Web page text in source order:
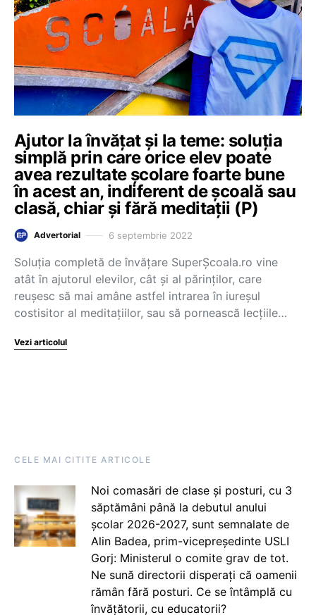
Ajutor la învățat și la teme: soluția
simplă prin care orice elev poate
avea rezultate școlare foarte bune
în acest an, indiferent de școală sau
clasă, chiar și fără meditații (P)
Advertorial 6 septembrie 2022
Soluția completă de învățare SuperȘcoala.ro vine
atât în ajutorul elevilor, cât și al părinților, care
reușesc să mai amâne astfel intrarea în iureșul
costisitor al meditațiilor, sau să pornească lecțiile…
Vezi articolul
CELE MAI CITITE ARTICOLE
Noi comasări de clase și posturi, cu 3
săptămâni până la debutul anului
școlar 2026-2027, sunt semnalate de
Alin Badea, prim-vicepreședinte USLI
Gorj: Ministerul o comite grav de tot.
Ne sună directorii disperați că oamenii
rămân fără posturi. Ce se întâmplă cu
învățătorii, cu educatorii?